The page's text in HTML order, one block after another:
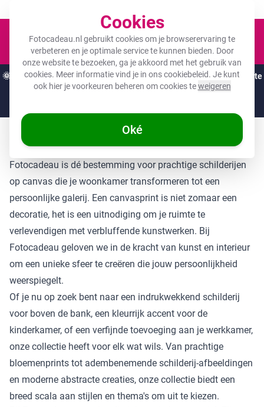
Cookies
Fotocadeau.nl gebruikt cookies om je browserervaring te
verbeteren en je optimale service te kunnen bieden. Door
onze website te bezoeken, ga je akkoord met het gebruik van
cookies. Meer informatie vind je in onscookiebeleid. Je kunt
ook hier je voorkeuren beheren om cookies teweigeren
Oké
🌞 ZOMERDEALS:De hoogste kortingen van het jaar op jouw favoriete
cadeaus! 🌞
Canvas schilderijen
Fotocadeau is dé bestemming voor prachtige schilderijen
op canvas die je woonkamer transformeren tot een
persoonlijke galerij. Een canvasprint is niet zomaar een
decoratie, het is een uitnodiging om je ruimte te
verlevendigen met verbluffende kunstwerken. Bij
Fotocadeau geloven we in de kracht van kunst en interieur
om een unieke sfeer te creëren die jouw persoonlijkheid
weerspiegelt.
Of je nu op zoek bent naar een indrukwekkend schilderij
voor boven de bank, een kleurrijk accent voor de
kinderkamer, of een verfijnde toevoeging aan je werkkamer,
onze collectie heeft voor elk wat wils. Van prachtige
bloemenprints tot adembenemende schilderij-afbeeldingen
en moderne abstracte creaties, onze collectie biedt een
breed scala aan stijlen en thema's om uit te kiezen.